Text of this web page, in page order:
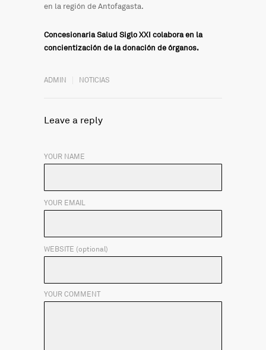
en la región de Antofagasta.
Concesionaria Salud Siglo XXI colabora en la
concientización de la donación de órganos.
ADMIN NOTICIAS
Leave a reply
YOUR NAME
YOUR EMAIL
WEBSITE (optional)
YOUR COMMENT